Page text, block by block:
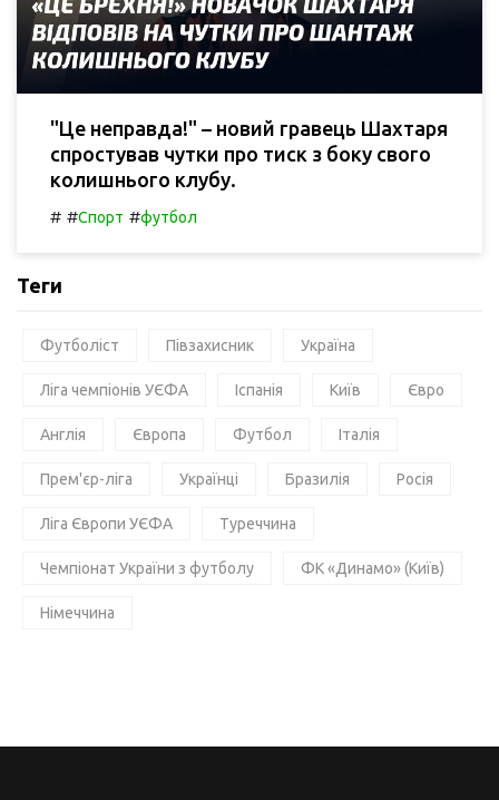
"Це неправда!" – новий гравець Шахтаря
спростував чутки про тиск з боку свого
колишнього клубу.
# #Спорт #футбол
Теги
Футболіст Півзахисник Україна
Ліга чемпіонів УЄФА Іспанія Київ Євро
Англія Європа Футбол Італія
Прем'єр-ліга Українці Бразилія Росія
Ліга Європи УЄФА Туреччина
Чемпіонат України з футболу ФК «Динамо» (Київ)
Німеччина